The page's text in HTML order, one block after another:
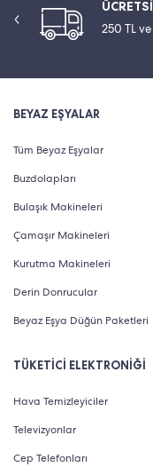
Erkek Bakım
seçeneklerine
burun ve kulak kılı
başlıklar ile gelen
temin edilebileceği
satın alınabilir.
hem de kalitesi ile
arasında yer alır.
Philips erkek
farklı
özgü kullanım
sakal ve vücut için
250 TL
BEYAZ EŞYALAR
Tüm Beyaz Eşyalar
Buzdolapları
Bulaşık Makineleri
Çamaşır Makineleri
Kurutma Makineleri
Derin Donrucular
Beyaz Eşya Düğün Paketleri
TÜKETİCİ ELEKTRONİĞİ
Hava Temizleyiciler
Televizyonlar
Cep Telefonları